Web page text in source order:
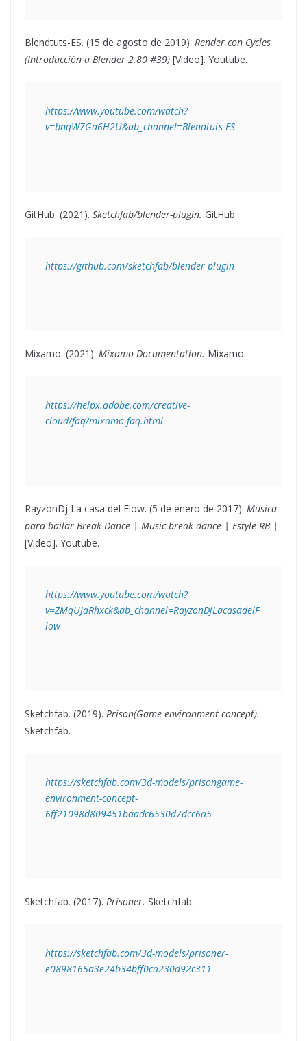
Blendtuts-ES. (15 de agosto de 2019). Render con Cycles
(Introducción a Blender 2.80 #39) [Video]. Youtube.
https://www.youtube.com/watch?
v=bnqW7Ga6H2U&ab_channel=Blendtuts-ES
GitHub. (2021). Sketchfab/blender-plugin. GitHub.
https://github.com/sketchfab/blender-plugin
Mixamo. (2021). Mixamo Documentation. Mixamo.
https://helpx.adobe.com/creative-
cloud/faq/mixamo-faq.html
RayzonDj La casa del Flow. (5 de enero de 2017). Musica
para bailar Break Dance | Music break dance | Estyle RB |
[Video]. Youtube.
https://www.youtube.com/watch?
v=ZMqUJaRhxck&ab_channel=RayzonDjLacasadelF
low
Sketchfab. (2019). Prison(Game environment concept).
Sketchfab.
https://sketchfab.com/3d-models/prisongame-
environment-concept-
6ff21098d809451baadc6530d7dcc6a5
Sketchfab. (2017). Prisoner. Sketchfab.
https://sketchfab.com/3d-models/prisoner-
e0898165a3e24b34bff0ca230d92c311